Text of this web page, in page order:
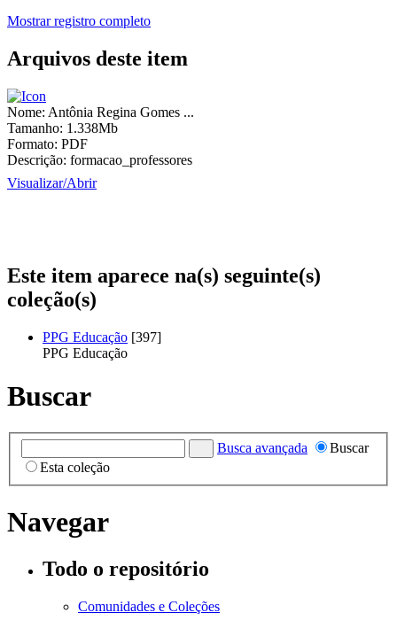
Mostrar registro completo
Arquivos deste item
Nome: Antônia Regina Gomes ...
Tamanho: 1.338Mb
Formato: PDF
Descrição: formacao_professores
Visualizar/Abrir
Este item aparece na(s) seguinte(s)
coleção(s)
PPG Educação [397]
PPG Educação
Buscar
Busca avançada
Buscar
Esta coleção
Navegar
Todo o repositório
Comunidades e Coleções